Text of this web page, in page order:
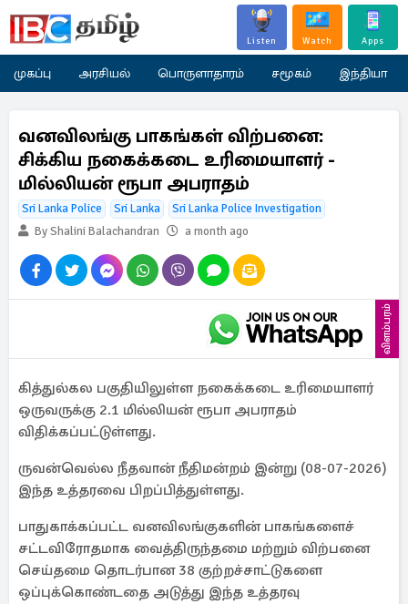
Listen Watch Apps
முகப்பு அரசியல் பொருளாதாரம் சமூகம் இந்தியா
வனவிலங்கு பாகங்கள் விற்பனை:
சிக்கிய நகைக்கடை உரிமையாளர் -
மில்லியன் ரூபா அபராதம்
Sri Lanka Police Sri Lanka
Sri Lanka Police Investigation
By Shalini Balachandran
a month ago
விளம்பரம்
கித்துல்கல பகுதியிலுள்ள நகைக்கடை உரிமையாளர்
ஒருவருக்கு 2.1 மில்லியன் ரூபா அபராதம்
விதிக்கப்பட்டுள்ளது.
ருவன்வெல்ல நீதவான் நீதிமன்றம் இன்று (08-07-2026)
இந்த உத்தரவை பிறப்பித்துள்ளது.
பாதுகாக்கப்பட்ட வனவிலங்குகளின் பாகங்களைச்
சட்டவிரோதமாக வைத்திருந்தமை மற்றும் விற்பனை
செய்தமை தொடர்பான 38 குற்றச்சாட்டுகளை
ஒப்புக்கொண்டதை அடுத்து இந்த உத்தரவு